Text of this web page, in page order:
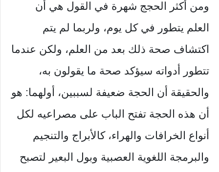
ومن أكثر الحجج شهرة في القول هي أن
العلم يتطور في كل يوم، ولربما لم يتم
اكتشاف صحة ذلك بعد من العلم، ولكن عندما
تتطور أدواته سيؤكد صحة ما يقولون به،
والحقيقة أن الحجة ضعيفة لسببين، أولهما: هو
أن هذه الحجة تفتح الباب على مصراعيه لكل
أنواع الخرافات والهراء، كالأبراج والتنجيم
والبرمجة اللغوية العصبية وبول البعير لتصبح